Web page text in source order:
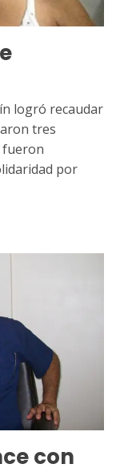
logró recaudar
tres
fueron
por
con